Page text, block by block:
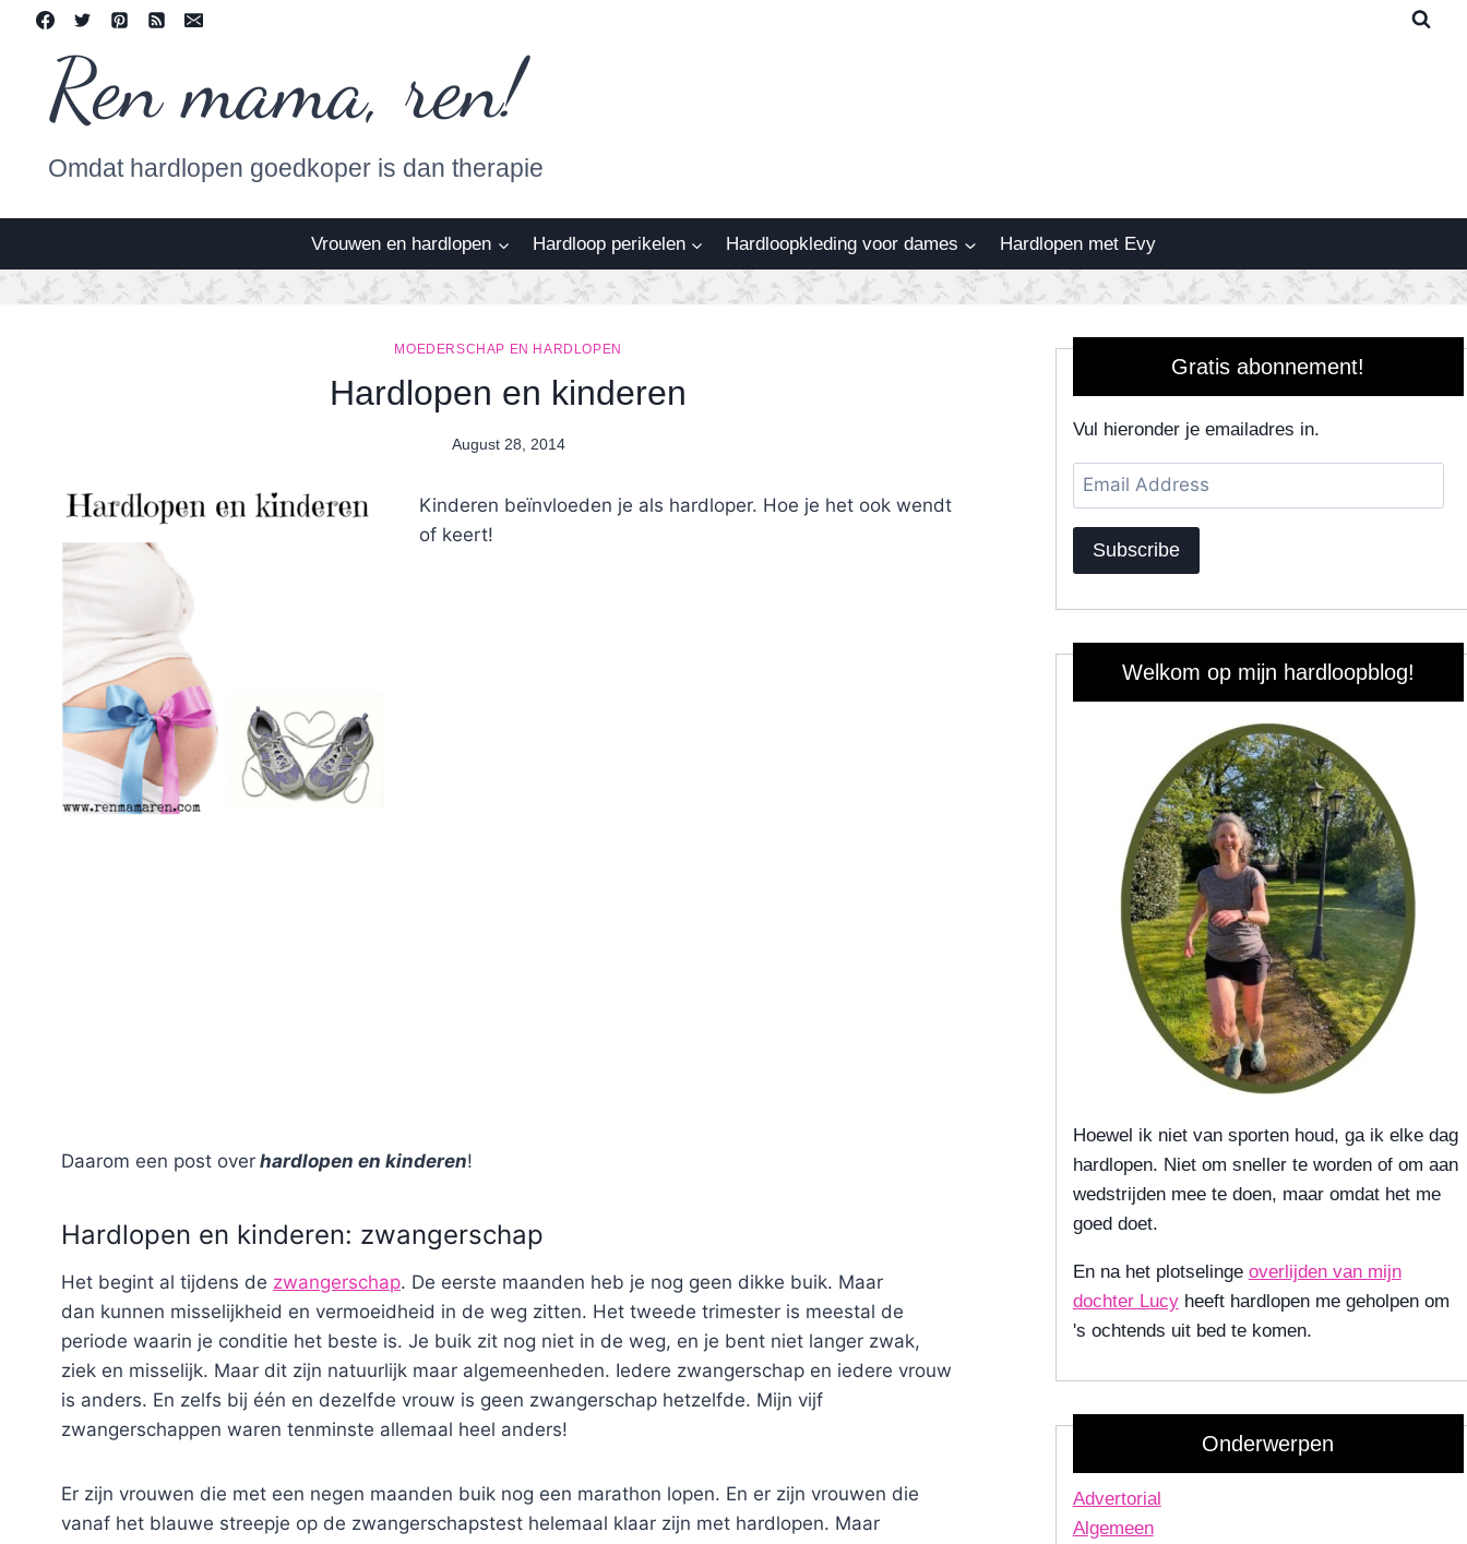
contentRen mama, ren!
Omdat hardlopen goedkoper is dan therapie
Vrouwen en hardlopen Hardloop perikelen Hardloopkleding voor dames Hardlopen met Evy
MOEDERSCHAP EN HARDLOPEN
Hardlopen en kinderen
By
August 28, 2014
Kinderen beïnvloeden je als hardloper. Hoe je het ook wendt
of keert!
Daarom een post over hardlopen en kinderen!
Hardlopen en kinderen: zwangerschap
Het begint al tijdens de zwangerschap. De eerste maanden heb je nog geen dikke buik. Maar
dan kunnen misselijkheid en vermoeidheid in de weg zitten. Het tweede trimester is meestal de
periode waarin je conditie het beste is. Je buik zit nog niet in de weg, en je bent niet langer zwak,
ziek en misselijk. Maar dit zijn natuurlijk maar algemeenheden. Iedere zwangerschap en iedere vrouw
is anders. En zelfs bij één en dezelfde vrouw is geen zwangerschap hetzelfde. Mijn vijf
zwangerschappen waren tenminste allemaal heel anders!
Er zijn vrouwen die met een negen maanden buik nog een marathon lopen. En er zijn vrouwen die
vanaf het blauwe streepje op de zwangerschapstest helemaal klaar zijn met hardlopen. Maar
Gratis abonnement!
Vul hieronder je emailadres in.
Email
Address
Subscribe
Welkom op mijn hardloopblog!
Hoewel ik niet van sporten houd, ga ik elke dag
hardlopen. Niet om sneller te worden of om aan
wedstrijden mee te doen, maar omdat het me
goed doet.
En na het plotselinge overlijden van mijn
dochter Lucyheeft hardlopen me geholpen om
's ochtends uit bed te komen.
Onderwerpen
Advertorial
Algemeen